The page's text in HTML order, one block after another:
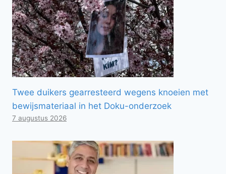
Twee duikers gearresteerd wegens knoeien met
bewijsmateriaal in het Doku-onderzoek
7 augustus 2026